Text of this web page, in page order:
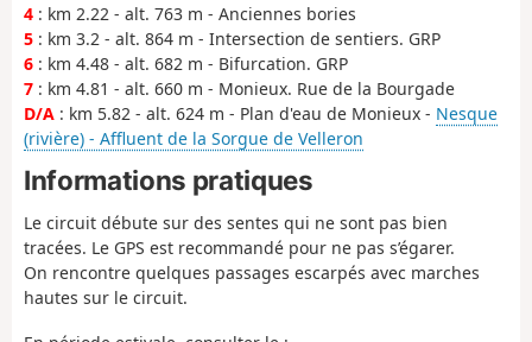
4 : km 2.22 - alt. 763 m - Anciennes bories
5 : km 3.2 - alt. 864 m - Intersection de sentiers. GRP
6 : km 4.48 - alt. 682 m - Bifurcation. GRP
7 : km 4.81 - alt. 660 m - Monieux. Rue de la Bourgade
D/A : km 5.82 - alt. 624 m - Plan d'eau de Monieux - Nesque
(rivière) - Affluent de la Sorgue de Velleron
Informations pratiques
Le circuit débute sur des sentes qui ne sont pas bien
tracées. Le GPS est recommandé pour ne pas s’égarer.
On rencontre quelques passages escarpés avec marches
hautes sur le circuit.